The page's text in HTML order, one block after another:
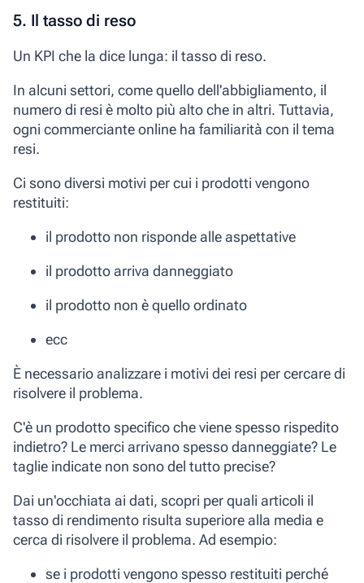
5. Il tasso di reso
Un KPI che la dice lunga: il tasso di reso.
In alcuni settori, come quello dell'abbigliamento, il
numero di resi è molto più alto che in altri. Tuttavia,
ogni commerciante online ha familiarità con il tema
resi.
Ci sono diversi motivi per cui i prodotti vengono
restituiti:
il prodotto non risponde alle aspettative
il prodotto arriva danneggiato
il prodotto non è quello ordinato
ecc
È necessario analizzare i motivi dei resi per cercare di
risolvere il problema.
C'è un prodotto specifico che viene spesso rispedito
indietro? Le merci arrivano spesso danneggiate? Le
taglie indicate non sono del tutto precise?
Dai un'occhiata ai dati, scopri per quali articoli il
tasso di rendimento risulta superiore alla media e
cerca di risolvere il problema. Ad esempio:
se i prodotti vengono spesso restituiti perché